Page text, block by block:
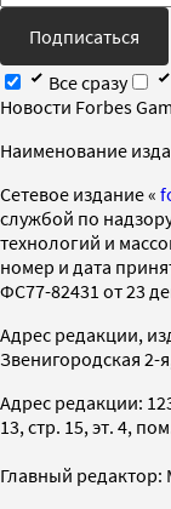
Подписаться
Все сразу
Новости Forbes
Наименование
Cетевое издание «
службой по
технологий и
номер и дата
ФС77-82431 от 23
Адрес редакции,
Звенигородская 2-
Адрес редакции:
13, стр. 15, эт. 4,
Главный